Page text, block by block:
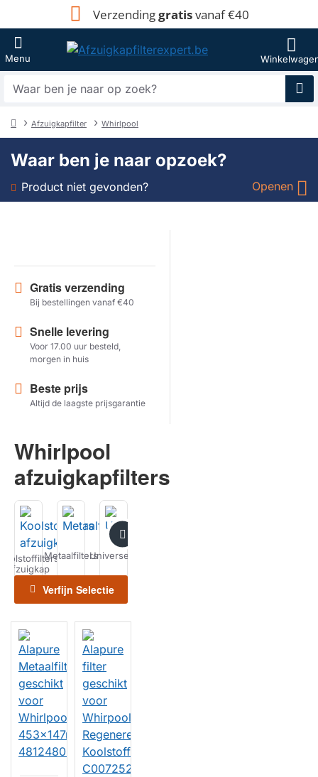
Verzendinggratisvanaf €40
Waar
zoek?
Afzuigkapfilter Whirlpool
Waar ben je naar opzoek?
Product niet gevonden? Openen
Model
Herstel zoekopdracht
Gratis verzending
Bij bestellingen vanaf €40
Snelle levering
Voor 17.00 uur besteld,
morgen in huis
Beste prijs
Altijd de laagste prijsgarantie
Whirlpool
afzuigkapfilters
afzuigkap
MetaalfiltersUniverseel
Verfijn Selectie